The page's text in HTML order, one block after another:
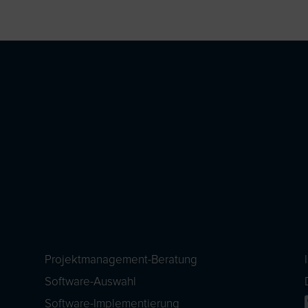
Projektmanagement-Beratung
Software-Auswahl
Software-Implementierung